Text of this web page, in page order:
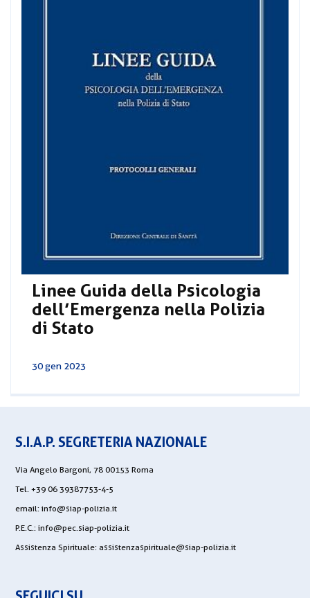
Linee Guida della Psicologia
dell’Emergenza nella Polizia
di Stato
30 gen 2023
S.I.A.P. SEGRETERIA NAZIONALE
Via Angelo Bargoni, 78 00153 Roma
Tel. +39 06 39387753-4-5
email: info@siap-polizia.it
P.E.C.: info@pec.siap-polizia.it
Assistenza Spirituale: assistenzaspirituale@siap-polizia.it